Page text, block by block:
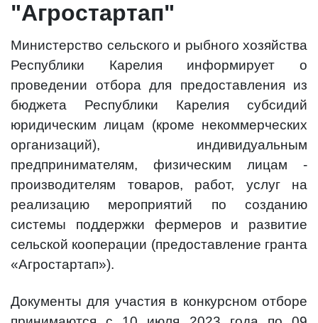
"Агростартап"
Министерство сельского и рыбного хозяйства
Республики Карелия информирует о
проведении отбора для предоставления из
бюджета Республики Карелия субсидий
юридическим лицам (кроме некоммерческих
организаций), индивидуальным
предпринимателям, физическим лицам -
производителям товаров, работ, услуг на
реализацию мероприятий по созданию
системы поддержки фермеров и развитие
сельской кооперации (предоставление гранта
«Агростартап»).
Документы для участия в конкурсном отборе